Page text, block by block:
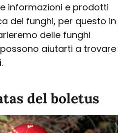
informazioni e prodotti
dei funghi, per questo in
delle funghi
aiutarti a trovare
del boletus